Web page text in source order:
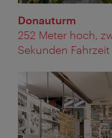
Donauturm
252 Meter hoch,
Sekunden